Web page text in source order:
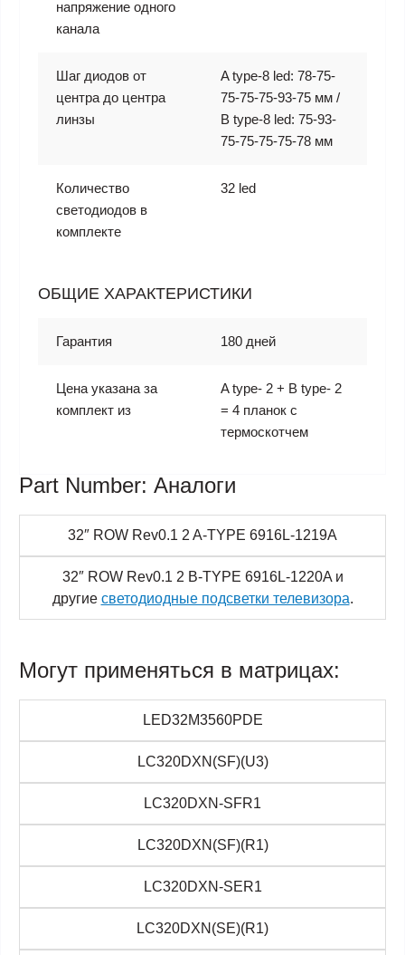
напряжение одного
канала
Шаг диодов от
центра до центра
линзы
A type-8 led: 78-75-
75-75-75-93-75 мм /
B type-8 led: 75-93-
75-75-75-75-78 мм
Количество
светодиодов в
комплекте
32 led
ОБЩИЕ ХАРАКТЕРИСТИКИ
Гарантия 180 дней
Цена указана за
комплект из
A type- 2 + B type- 2
= 4 планок с
термоскотчем
Part Number: Аналоги
32″ ROW Rev0.1 2 A-TYPE 6916L-1219A
32″ ROW Rev0.1 2 B-TYPE 6916L-1220A и
другие светодиодные подсветки телевизора.
Могут применяться в матрицах:
LED32M3560PDE
LC320DXN(SF)(U3)
LC320DXN-SFR1
LC320DXN(SF)(R1)
LC320DXN-SER1
LC320DXN(SE)(R1)